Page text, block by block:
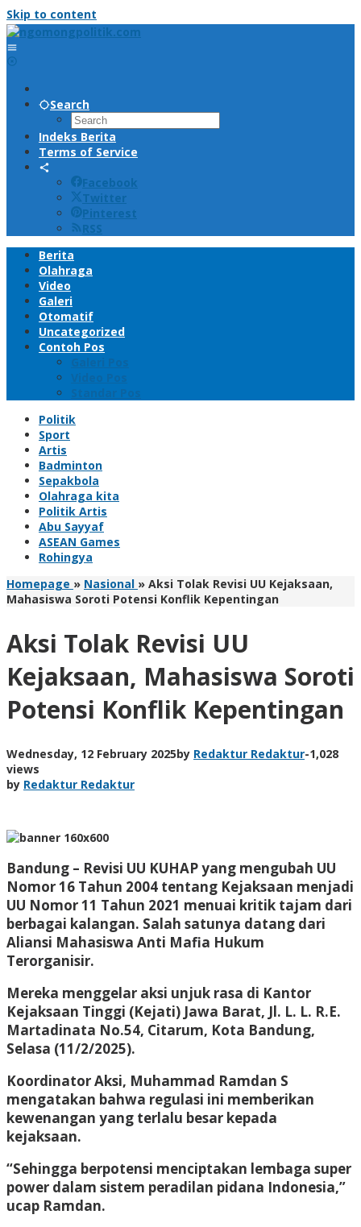
Skip to content
Search
Indeks Berita
Terms of Service
Facebook
Twitter
Pinterest
RSS
Berita
Olahraga
Video
Galeri
Otomatif
Uncategorized
Contoh Pos
Galeri Pos
Video Pos
Standar Pos
Politik
Sport
Artis
Badminton
Sepakbola
Olahraga kita
Politik Artis
Abu Sayyaf
ASEAN Games
Rohingya
Homepage » Nasional » Aksi Tolak Revisi UU Kejaksaan,
Mahasiswa Soroti Potensi Konflik Kepentingan
Aksi Tolak Revisi UU
Kejaksaan, Mahasiswa Soroti
Potensi Konflik Kepentingan
Wednesday, 12 February 2025by Redaktur Redaktur-1,028
views
by Redaktur Redaktur
Bandung – Revisi UU KUHAP yang mengubah UU
Nomor 16 Tahun 2004 tentang Kejaksaan menjadi
UU Nomor 11 Tahun 2021 menuai kritik tajam dari
berbagai kalangan. Salah satunya datang dari
Aliansi Mahasiswa Anti Mafia Hukum
Terorganisir.
Mereka menggelar aksi unjuk rasa di Kantor
Kejaksaan Tinggi (Kejati) Jawa Barat, Jl. L. L. R.E.
Martadinata No.54, Citarum, Kota Bandung,
Selasa (11/2/2025).
Koordinator Aksi, Muhammad Ramdan S
mengatakan bahwa regulasi ini memberikan
kewenangan yang terlalu besar kepada
kejaksaan.
“Sehingga berpotensi menciptakan lembaga super
power dalam sistem peradilan pidana Indonesia,”
ucap Ramdan.